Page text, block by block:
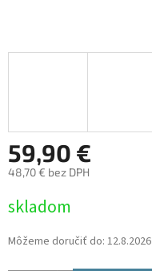
59,90 €
48,70 € bez DPH
cena:
skladom
Môžeme doručiť do: 12.8.2026